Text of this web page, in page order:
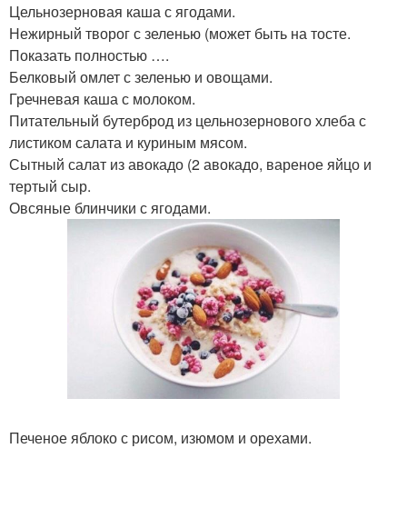
Цельнозерновая каша с ягодами.
Нежирный творог с зеленью (может быть на тосте.
Показать полностью ….
Белковый омлет с зеленью и овощами.
Гречневая каша с молоком.
Питательный бутерброд из цельнозернового хлеба с
листиком салата и куриным мясом.
Сытный салат из авокадо (2 авокадо, вареное яйцо и
тертый сыр.
Овсяные блинчики с ягодами.
Печеное яблоко с рисом, изюмом и орехами.